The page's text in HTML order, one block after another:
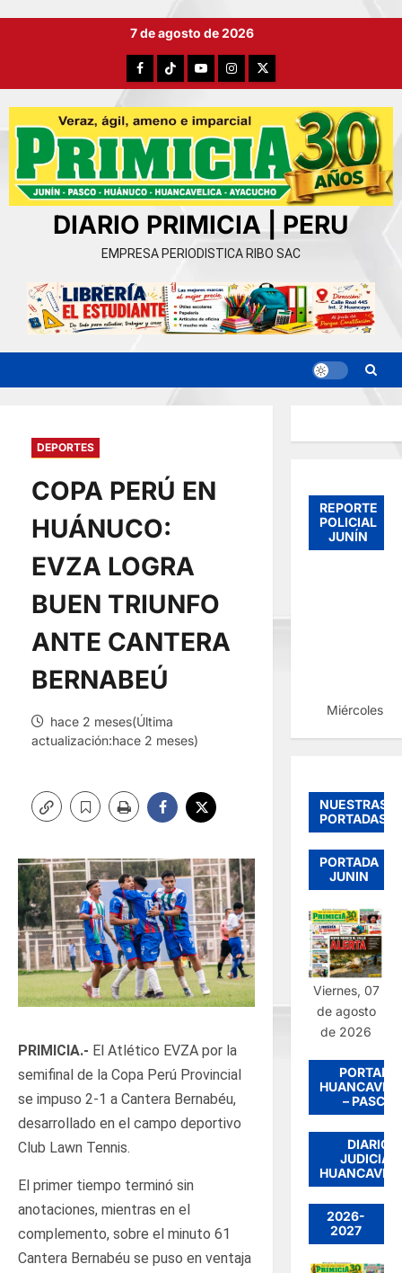
7 de agosto de 2026
FacebookTikTokYouTubeInstagram
X
DIARIO PRIMICIA | PERU
EMPRESA PERIODISTICA RIBO SAC
DEPORTES
COPA PERÚ EN
HUÁNUCO:
EVZA LOGRA
BUEN TRIUNFO
ANTE CANTERA
BERNABEÚ
hace 2 meses(Última
actualización:hace 2 meses)
PRIMICIA.- El Atlético EVZA por la
semifinal de la Copa Perú Provincial
se impuso 2-1 a Cantera Bernabéu,
desarrollado en el campo deportivo
Club Lawn Tennis.
El primer tiempo terminó sin
anotaciones, mientras en el
complemento, sobre el minuto 61
Cantera Bernabéu se puso en ventaja
REPORTE
POLICIAL
JUNÍN
Miércoles,
NUESTRAS
PORTADAS
PORTADA
JUNIN
Viernes, 07
de agosto
de 2026
PORTADA
– PASCO
DIARIO
JUDICIAL
2026-
2027